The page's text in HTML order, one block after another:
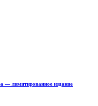
— лимитированное издание